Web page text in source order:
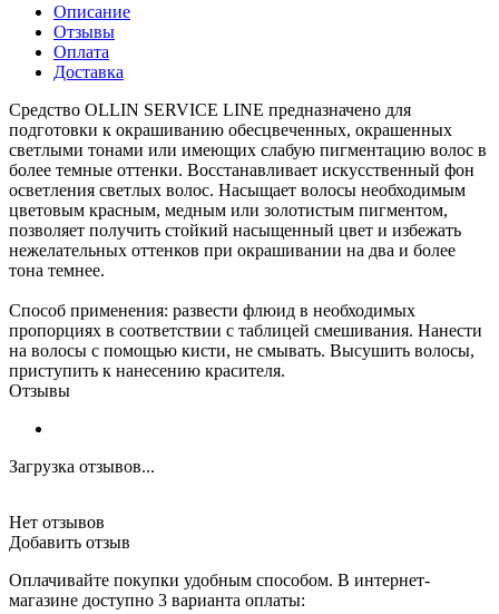
Описание
Отзывы
Оплата
Доставка
Средство OLLIN SERVICE LINE предназначено для
подготовки к окрашиванию обесцвеченных, окрашенных
светлыми тонами или имеющих слабую пигментацию волос в
более темные оттенки. Восстанавливает искусственный фон
осветления светлых волос. Насыщает волосы необходимым
цветовым красным, медным или золотистым пигментом,
позволяет получить стойкий насыщенный цвет и избежать
нежелательных оттенков при окрашивании на два и более
тона темнее.
Способ применения: развести флюид в необходимых
пропорциях в соответствии с таблицей смешивания. Нанести
на волосы с помощью кисти, не смывать. Высушить волосы,
приступить к нанесению красителя.
Отзывы
Загрузка отзывов...
Нет отзывов
Добавить отзыв
Оплачивайте покупки удобным способом. В интернет-
магазине доступно 3 варианта оплаты: